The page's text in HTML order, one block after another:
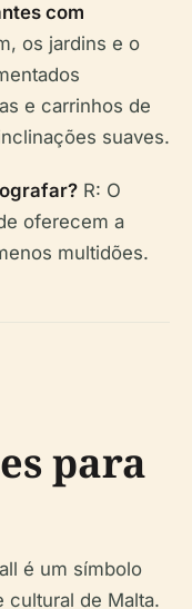
com
os jardins e o
e carrinhos de
suaves.
R: O
oferecem a
multidões.
para
é um símbolo
cultural de Malta.